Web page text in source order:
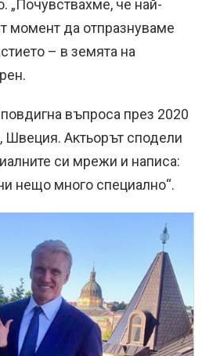
„Почувствахме, че най-
момент да отпразнуваме
– в земята на
въпроса през 2020
Швеция. Актьорът сподели
си мрежи и написа:
нещо много специално“.